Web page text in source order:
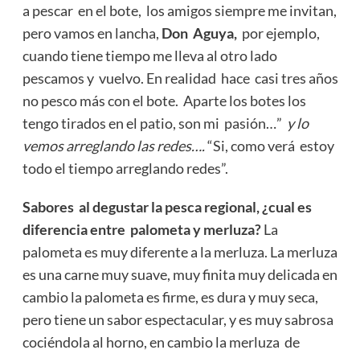
a pescar en el bote, los amigos siempre me invitan,
pero vamos en lancha, Don Aguya,por ejemplo,
cuando tiene tiempo me lleva al otro lado
pescamos y vuelvo. En realidad hace casi tres años
no pesco más con el bote. Aparte los botes los
tengo tirados en el patio, son mi pasión…” y lo
vemos arreglando las redes….“Si, como verá estoy
todo el tiempo arreglando redes”.
Sabores al degustar la pesca regional, ¿cual es
diferencia entre palometa y merluza?La
palometa es muy diferente a la merluza. La merluza
es una carne muy suave, muy finita muy delicada en
cambio la palometa es firme, es dura y muy seca,
pero tiene un sabor espectacular, y es muy sabrosa
cociéndola al horno, en cambio la merluza de